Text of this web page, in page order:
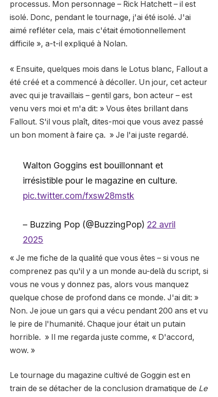
processus. Mon personnage – Rick Hatchett – il est
isolé. Donc, pendant le tournage, j'ai été isolé. J'ai
aimé refléter cela, mais c'était émotionnellement
difficile », a-t-il expliqué à Nolan.
« Ensuite, quelques mois dans le Lotus blanc, Fallout a
été créé et a commencé à décoller. Un jour, cet acteur
avec qui je travaillais – gentil gars, bon acteur – est
venu vers moi et m'a dit: » Vous êtes brillant dans
Fallout. S'il vous plaît, dites-moi que vous avez passé
un bon moment à faire ça. » Je l'ai juste regardé.
Walton Goggins est bouillonnant et
irrésistible pour le magazine en culture.
pic.twitter.com/fxsw28mstk
– Buzzing Pop (@BuzzingPop) 22 avril
2025
« Je me fiche de la qualité que vous êtes – si vous ne
comprenez pas qu'il y a un monde au-delà du script, si
vous ne vous y donnez pas, alors vous manquez
quelque chose de profond dans ce monde. J'ai dit: »
Non. Je joue un gars qui a vécu pendant 200 ans et vu
le pire de l'humanité. Chaque jour était un putain
horrible. » Il me regarda juste comme, « D'accord,
wow. »
Le tournage du magazine cultivé de Goggin est en
train de se détacher de la conclusion dramatique de Le